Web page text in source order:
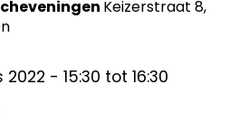
Keizerstraat 8,
- 15:30 tot 16:30